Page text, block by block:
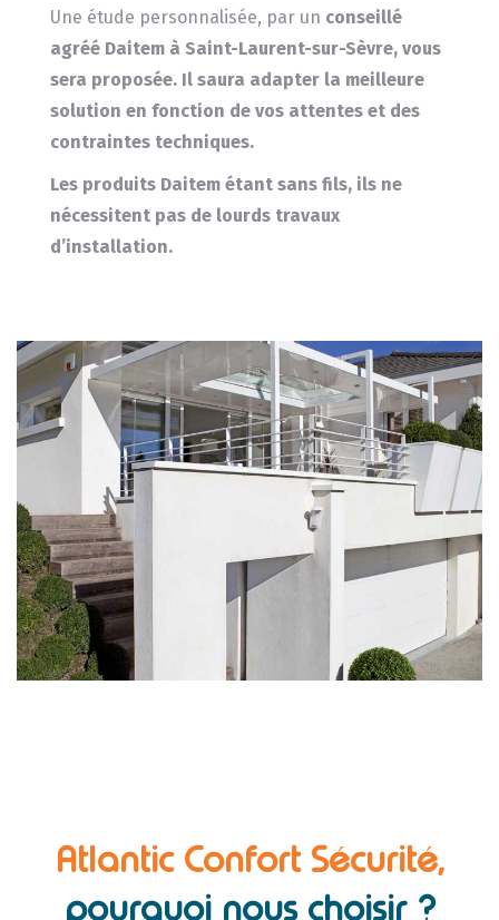
Une étude personnalisée, par un conseillé
agréé Daitem à Saint-Laurent-sur-Sèvre, vous
sera proposée. Il saura adapter la meilleure
solution en fonction de vos attentes et des
contraintes techniques.
Les produits Daitemétant sans fils, ils ne
nécessitent pas de lourds travaux
d’installation.
Atlantic Confort Sécurité,
pourquoi nous choisir ?